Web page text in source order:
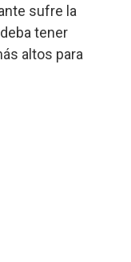
sufre la
tener
altos para